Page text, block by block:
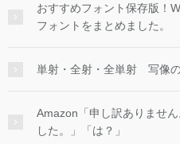
おすすめフォント保存版！
フォントをまとめました。
単射・全射・全単射 写像
Amazon「申し訳ありませ
した。」「は？」